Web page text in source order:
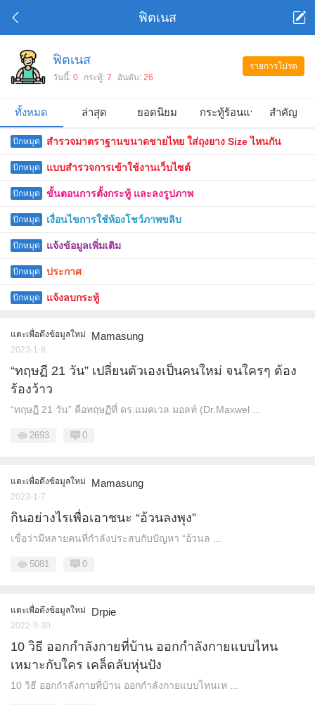
ฟิตเนส
รายการโปรด
ฟิตเนส
วันนี้: 0 กระทู้: 7 อันดับ: 26
ทั้งหมด ล่าสุด ยอดนิยม กระทู้ร้อนแรง สำคัญ
ปักหมุด สำรวจมาตราฐานขนาดชายไทย ใส่ถุงยาง Size ไหนกัน
ปักหมุด แบบสำรวจการเข้าใช้งานเว็บไซต์
ปักหมุด ขั้นตอนการตั้งกระทู้ และลงรูปภาพ
ปักหมุด เงื่อนไขการใช้ห้องโชว์ภาพขลิบ
ปักหมุด แจ้งข้อมูลเพิ่มเติม
ปักหมุด ประกาศ
ปักหมุด แจ้งลบกระทู้
แตะเพื่อดึงข้อมูลใหม่ Mamasung
2023-1-8
“ทฤษฏี 21 วัน” เปลี่ยนตัวเองเป็นคนใหม่ จนใครๆ ต้อง
ร้องว้าว
“ทฤษฏี 21 วัน” คือทฤษฏีที่ ดร.แมคเวล มอลท์ (Dr.Maxwel ...
2693 0
แตะเพื่อดึงข้อมูลใหม่ Mamasung
2023-1-7
กินอย่างไรเพื่อเอาชนะ “อ้วนลงพุง”
เชื่อว่ามีหลายคนที่กำลังประสบกับปัญหา “อ้วนล ...
5081 0
แตะเพื่อดึงข้อมูลใหม่ Drpie
2022-9-30
10 วิธี ออกกําลังกายที่บ้าน ออกกำลังกายแบบไหน
เหมาะกับใคร เคล็ดลับหุ่นปัง
10 วิธี ออกกําลังกายที่บ้าน ออกกำลังกายแบบไหนเห ...